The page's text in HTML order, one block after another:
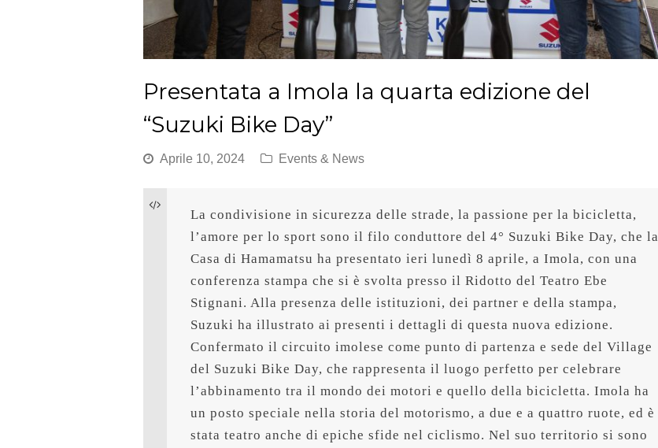
Presentata a Imola la quarta edizione del
“Suzuki Bike Day”
Aprile 10, 2024 Events & News
La condivisione in sicurezza delle strade, la passione per la bicicletta,
l’amore per lo sport sono il filo conduttore del 4° Suzuki Bike Day, che la
Casa di Hamamatsu ha presentato ieri lunedì 8 aprile, a Imola, con una
conferenza stampa che si è svolta presso il Ridotto del Teatro Ebe
Stignani. Alla presenza delle istituzioni, dei partner e della stampa,
Suzuki ha illustrato ai presenti i dettagli di questa nuova edizione.
Confermato il circuito imolese come punto di partenza e sede del Village
del Suzuki Bike Day, che rappresenta il luogo perfetto per celebrare
l’abbinamento tra il mondo dei motori e quello della bicicletta. Imola ha
un posto speciale nella storia del motorismo, a due e a quattro ruote, ed è
stata teatro anche di epiche sfide nel ciclismo. Nel suo territorio si sono